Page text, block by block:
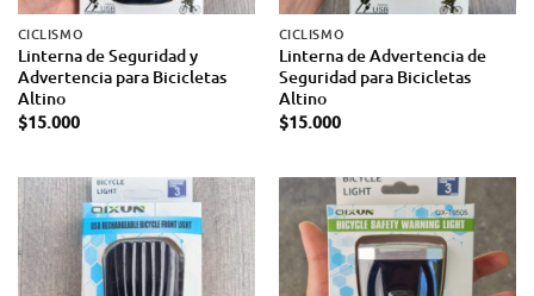
CICLISMO
Linterna de Seguridad y
Advertencia para Bicicletas
Altino
$15.000
CICLISMO
Linterna de Advertencia de
Seguridad para Bicicletas
Altino
$15.000